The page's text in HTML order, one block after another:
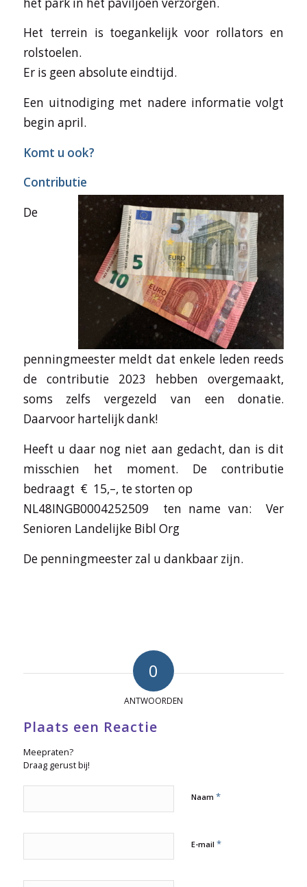
Het terrein is toegankelijk voor rollators en
rolstoelen.
Er is geen absolute eindtijd.
Een uitnodiging met nadere informatie volgt
begin april.
Komt u ook?
Contributie
De
penningmeester meldt dat enkele leden reeds
de contributie 2023 hebben overgemaakt,
soms zelfs vergezeld van een donatie.
Daarvoor hartelijk dank!
Heeft u daar nog niet aan gedacht, dan is dit
misschien het moment. De contributie
bedraagt € 15,–, te storten op
NL48INGB0004252509 ten name van: Ver
Senioren Landelijke Bibl Org
De penningmeester zal u dankbaar zijn.
0
ANTWOORDEN
Plaats een Reactie
Meepraten?
Draag gerust bij!
Naam *
E-mail *